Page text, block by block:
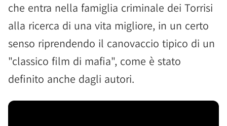
che entra nella famiglia criminale dei Torrisi
alla ricerca di una vita migliore, in un certo
senso riprendendo il canovaccio tipico di un
"classico film di mafia", come è stato
definito anche dagli autori.